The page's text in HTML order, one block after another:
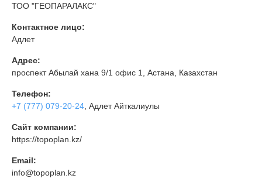
ТОО "ГЕОПАРАЛАКС"
Контактное лицо:
Адлет
Адрес:
проспект Абылай хана 9/1 офис 1, Астана, Казахстан
Телефон:
+7 (777) 079-20-24 , Адлет Айткалиулы
Сайт компании:
https://topoplan.kz/
Email:
info@topoplan.kz